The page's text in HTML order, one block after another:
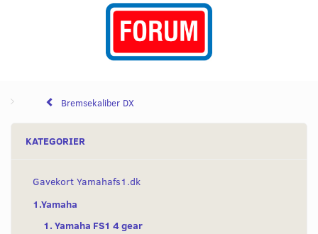
Bremsekaliber DX
KATEGORIER
Gavekort Yamahafs1.dk
1.Yamaha
1. Yamaha FS1 4 gear